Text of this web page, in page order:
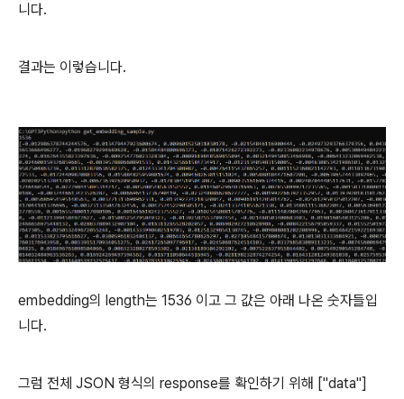
니다.
결과는 이렇습니다.
embedding의 length는 1536 이고 그 값은 아래 나온 숫자들입
니다.
그럼 전체 JSON 형식의 response를 확인하기 위해 ["data"]